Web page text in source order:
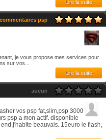
Lire la suite
psp
je vous propose mes services pour
sur vos...
Lire la suite
aucun
vos psp fat,slim,psp 3000
psp a mon actif. disponible
beauvais. 15euro le flash,